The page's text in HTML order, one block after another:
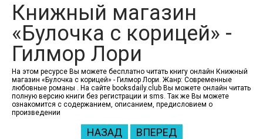
Книжный магазин
«Булочка с корицей» -
Гилмор Лори
На этом ресурсе Вы можете бесплатно читать книгу онлайн Книжный
магазин «Булочка с корицей» - Гилмор Лори. Жанр: Современные
любовные романы . На сайте booksdaily.club Вы можете онлайн читать
полную версию книги без регистрации и sms. Так же Вы можете
ознакомится с содержанием, описанием, предисловием о
произведении
НАЗАД ВПЕРЕД